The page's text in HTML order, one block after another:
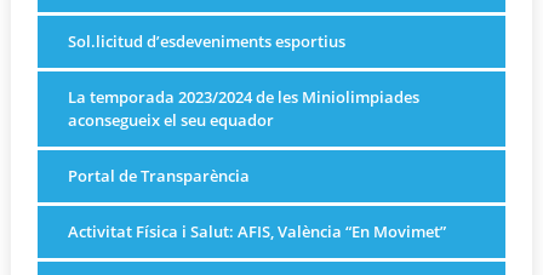
Sol.licitud d’esdeveniments esportius
La temporada 2023/2024 de les Miniolimpiades
aconsegueix el seu equador
Portal de Transparència
Activitat Física i Salut: AFIS, València “En Movimet”